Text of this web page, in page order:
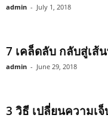
admin - July 1, 2018
7 เคล็ดลับ กลับสู่เส้
admin - June 29, 2018
3 วิธี เปลี่ยนความเ